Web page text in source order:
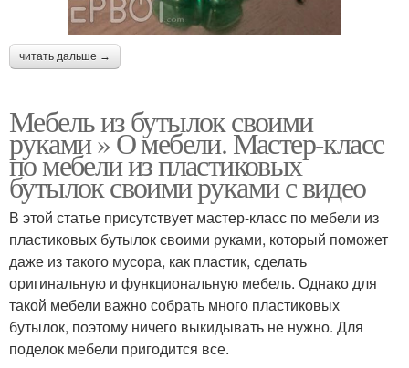
читать дальше →
Мебель из бутылок своими
руками » О мебели. Мастер-класс
по мебели из пластиковых
бутылок своими руками с видео
В этой статье присутствует мастер-класс по мебели из
пластиковых бутылок своими руками, который поможет
даже из такого мусора, как пластик, сделать
оригинальную и функциональную мебель. Однако для
такой мебели важно собрать много пластиковых
бутылок, поэтому ничего выкидывать не нужно. Для
поделок мебели пригодится все.